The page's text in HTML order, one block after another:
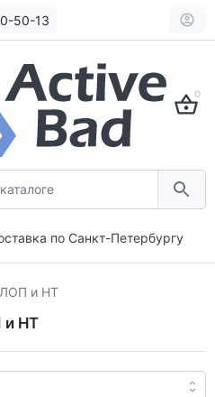
50-13
0
по Санкт-Петербургу
и НТ
и НТ